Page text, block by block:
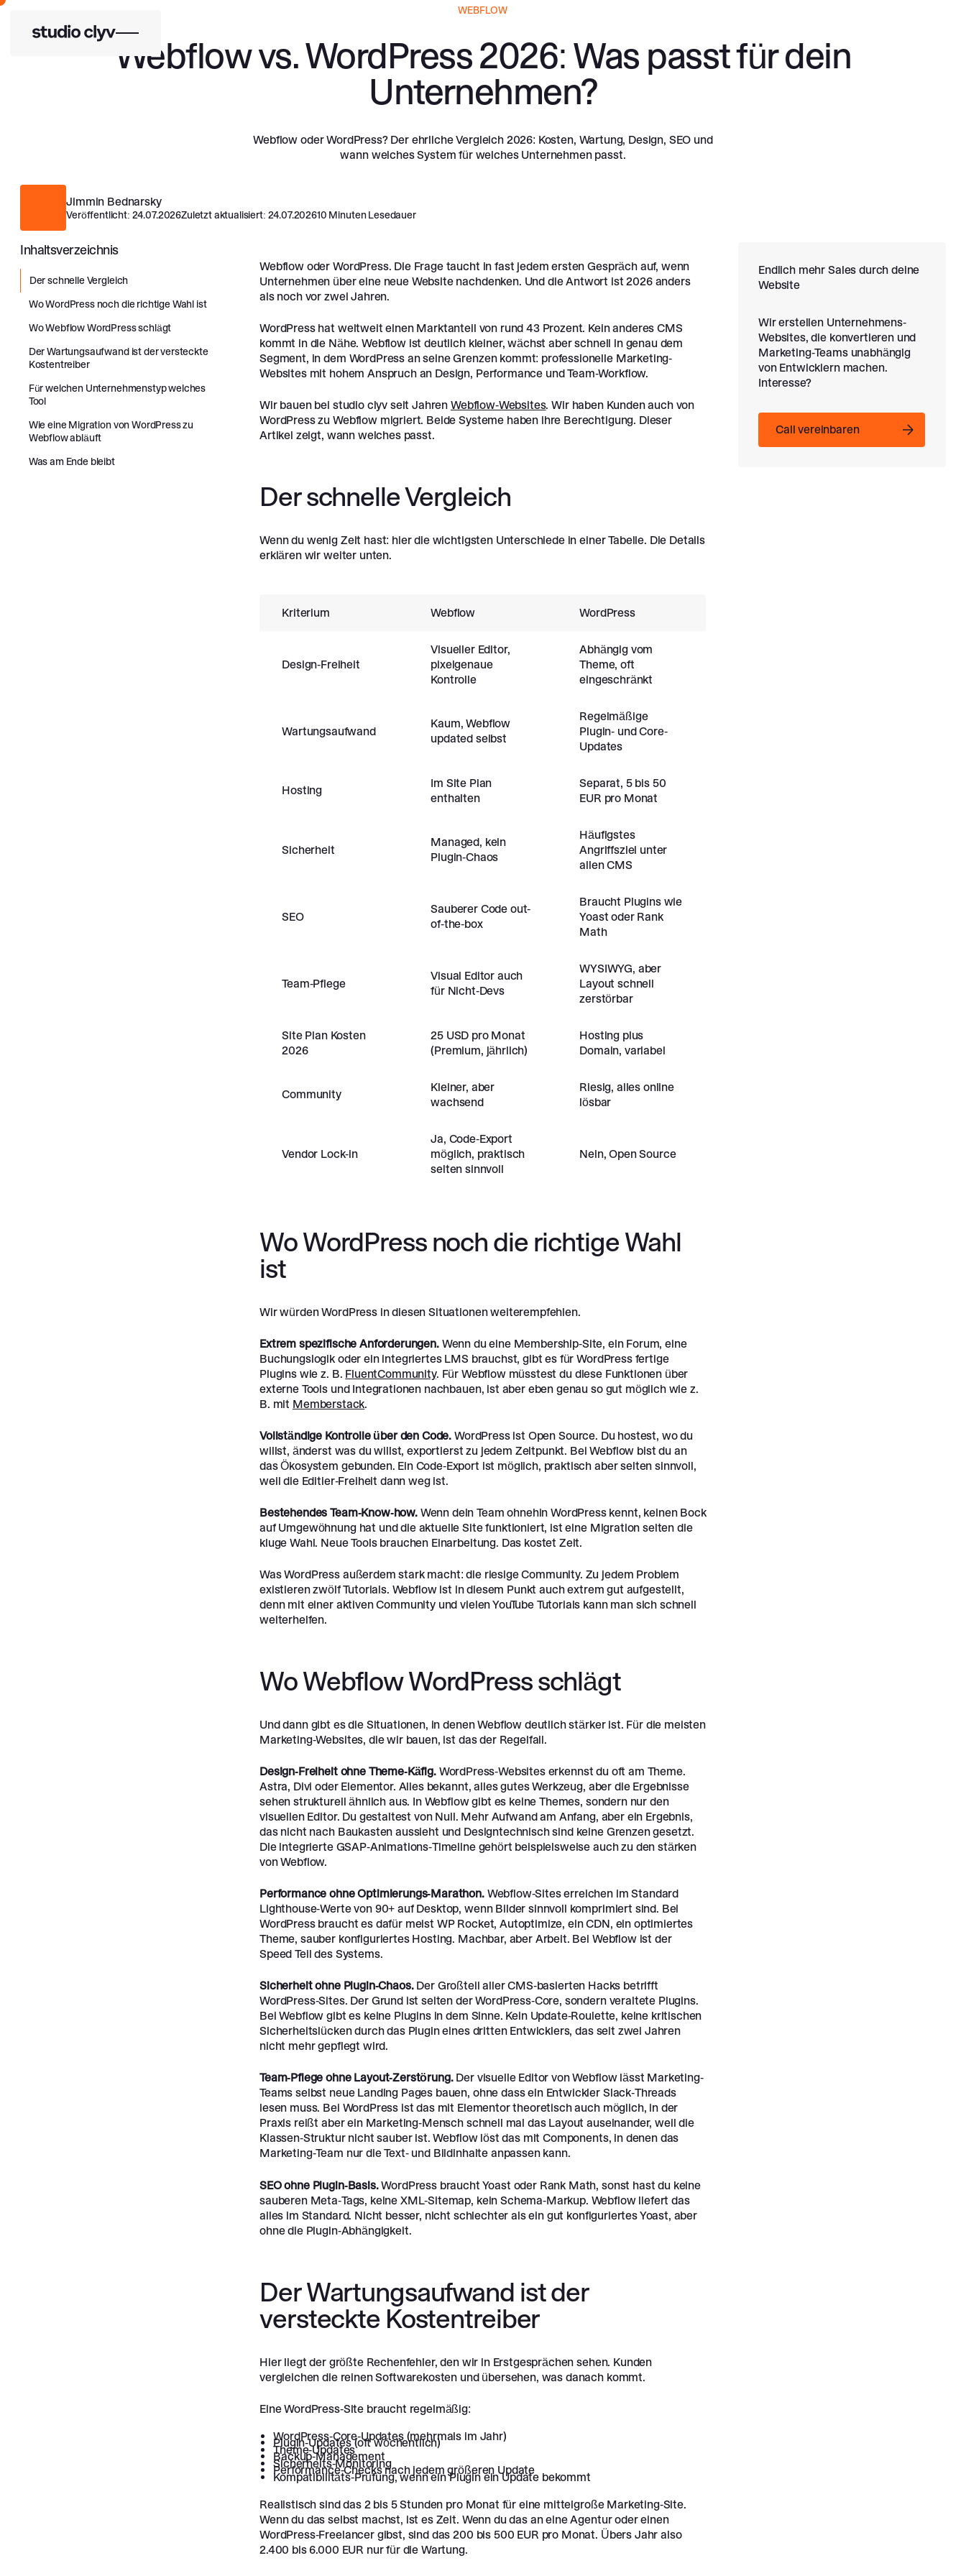
WEBFLOW
Webflow vs. WordPress 2026: Was passt für dein
Unternehmen?
Webflow oder WordPress? Der ehrliche Vergleich 2026: Kosten, Wartung, Design, SEO und
wann welches System für welches Unternehmen passt.
Jimmin Bednarsky
Veröffentlicht: 24.07.2026Zuletzt aktualisiert: 24.07.202610 Minuten Lesedauer
Inhaltsverzeichnis
Der schnelle Vergleich
Wo WordPress noch die richtige Wahl ist
Wo Webflow WordPress schlägt
Der Wartungsaufwand ist der versteckte
Kostentreiber
Für welchen Unternehmenstyp welches
Tool
Wie eine Migration von WordPress zu
Webflow abläuft
Was am Ende bleibt
Webflow oder WordPress. Die Frage taucht in fast jedem ersten Gespräch auf, wenn
Unternehmen über eine neue Website nachdenken. Und die Antwort ist 2026 anders
als noch vor zwei Jahren.
WordPress hat weltweit einen Marktanteil von rund 43 Prozent. Kein anderes CMS
kommt in die Nähe. Webflow ist deutlich kleiner, wächst aber schnell in genau dem
Segment, in dem WordPress an seine Grenzen kommt: professionelle Marketing-
Websites mit hohem Anspruch an Design, Performance und Team-Workflow.
Wir bauen bei studio clyv seit JahrenWebflow-Websites. Wir haben Kunden auch von
WordPress zu Webflow migriert. Beide Systeme haben ihre Berechtigung. Dieser
Artikel zeigt, wann welches passt.
Der schnelle Vergleich
Wenn du wenig Zeit hast: hier die wichtigsten Unterschiede in einer Tabelle. Die Details
erklären wir weiter unten.
Kriterium Webflow WordPress
Design-Freiheit
Visueller Editor,
pixelgenaue
Kontrolle
Abhängig vom
Theme, oft
eingeschränkt
Wartungsaufwand
Kaum, Webflow
updated selbst
Regelmäßige
Plugin- und Core-
Updates
Hosting
Im Site Plan
enthalten
Separat, 5 bis 50
EUR pro Monat
Sicherheit
Managed, kein
Plugin-Chaos
Häufigstes
Angriffsziel unter
allen CMS
SEO
Sauberer Code out-
of-the-box
Braucht Plugins wie
Yoast oder Rank
Math
Team-Pflege
Visual Editor auch
für Nicht-Devs
WYSIWYG, aber
Layout schnell
zerstörbar
Site Plan Kosten
2026
25 USD pro Monat
(Premium, jährlich)
Hosting plus
Domain, variabel
Community
Kleiner, aber
wachsend
Riesig, alles online
lösbar
Vendor Lock-in
Ja, Code-Export
möglich, praktisch
selten sinnvoll
Nein, Open Source
Wo WordPress noch die richtige Wahl
ist
Wir würden WordPress in diesen Situationen weiterempfehlen.
Extrem spezifische Anforderungen.Wenn du eine Membership-Site, ein Forum, eine
Buchungslogik oder ein integriertes LMS brauchst, gibt es für WordPress fertige
Plugins wie z. B. FluentCommunity. Für Webflow müsstest du diese Funktionen über
externe Tools und Integrationen nachbauen, ist aber eben genau so gut möglich wie z.
B. mit Memberstack.
Vollständige Kontrolle über den Code. WordPress ist Open Source. Du hostest, wo du
willst, änderst was du willst, exportierst zu jedem Zeitpunkt. Bei Webflow bist du an
das Ökosystem gebunden. Ein Code-Export ist möglich, praktisch aber selten sinnvoll,
weil die Editier-Freiheit dann weg ist.
Bestehendes Team-Know-how.Wenn dein Team ohnehin WordPress kennt, keinen Bock
auf Umgewöhnung hat und die aktuelle Site funktioniert, ist eine Migration selten die
kluge Wahl. Neue Tools brauchen Einarbeitung. Das kostet Zeit.
Was WordPress außerdem stark macht: die riesige Community. Zu jedem Problem
existieren zwölf Tutorials. Webflow ist in diesem Punkt auch extrem gut aufgestellt,
denn mit einer aktiven Community und vielen YouTube Tutorials kann man sich schnell
weiterhelfen.
Wo Webflow WordPress schlägt
Und dann gibt es die Situationen, in denen Webflow deutlich stärker ist. Für die meisten
Marketing-Websites, die wir bauen, ist das der Regelfall.
Design-Freiheit ohne Theme-Käfig.WordPress-Websites erkennst du oft am Theme.
Astra, Divi oder Elementor. Alles bekannt, alles gutes Werkzeug, aber die Ergebnisse
sehen strukturell ähnlich aus. In Webflow gibt es keine Themes, sondern nur den
visuellen Editor. Du gestaltest von Null. Mehr Aufwand am Anfang, aber ein Ergebnis,
das nicht nach Baukasten aussieht und Designtechnisch sind keine Grenzen gesetzt.
Die integrierte GSAP-Animations-Timeline gehört beispielsweise auch zu den stärken
von Webflow.
Performance ohne Optimierungs-Marathon.Webflow-Sites erreichen im Standard
Lighthouse-Werte von 90+ auf Desktop, wenn Bilder sinnvoll komprimiert sind. Bei
WordPress braucht es dafür meist WP Rocket, Autoptimize, ein CDN, ein optimiertes
Theme, sauber konfiguriertes Hosting. Machbar, aber Arbeit. Bei Webflow ist der
Speed Teil des Systems.
Sicherheit ohne Plugin-Chaos.Der Großteil aller CMS-basierten Hacks betrifft
WordPress-Sites. Der Grund ist selten der WordPress-Core, sondern veraltete Plugins.
Bei Webflow gibt es keine Plugins in dem Sinne. Kein Update-Roulette, keine kritischen
Sicherheitslücken durch das Plugin eines dritten Entwicklers, das seit zwei Jahren
nicht mehr gepflegt wird.
Team-Pflege ohne Layout-Zerstörung.Der visuelle Editor von Webflow lässt Marketing-
Teams selbst neue Landing Pages bauen, ohne dass ein Entwickler Slack-Threads
lesen muss. Bei WordPress ist das mit Elementor theoretisch auch möglich, in der
Praxis reißt aber ein Marketing-Mensch schnell mal das Layout auseinander, weil die
Klassen-Struktur nicht sauber ist. Webflow löst das mit Components, in denen das
Marketing-Team nur die Text- und Bildinhalte anpassen kann.
SEO ohne Plugin-Basis.WordPress braucht Yoast oder Rank Math, sonst hast du keine
sauberen Meta-Tags, keine XML-Sitemap, kein Schema-Markup. Webflow liefert das
alles im Standard. Nicht besser, nicht schlechter als ein gut konfiguriertes Yoast, aber
ohne die Plugin-Abhängigkeit.
Der Wartungsaufwand ist der
versteckte Kostentreiber
Hier liegt der größte Rechenfehler, den wir in Erstgesprächen sehen. Kunden
vergleichen die reinen Softwarekosten und übersehen, was danach kommt.
Eine WordPress-Site braucht regelmäßig:
WordPress-Core-Updates (mehrmals im Jahr)
Plugin-Updates (oft wöchentlich)
Theme-Updates
Backup-Management
Sicherheits-Monitoring
Performance-Checks nach jedem größeren Update
Kompatibilitäts-Prüfung, wenn ein Plugin ein Update bekommt
Realistisch sind das 2 bis 5 Stunden pro Monat für eine mittelgroße Marketing-Site.
Wenn du das selbst machst, ist es Zeit. Wenn du das an eine Agentur oder einen
WordPress-Freelancer gibst, sind das 200 bis 500 EUR pro Monat. Übers Jahr also
2.400 bis 6.000 EUR nur für die Wartung.
Endlich mehr Sales durch deine
Website
Wir erstellen Unternehmens-
Websites, die konvertieren und
Marketing-Teams unabhängig
von Entwicklern machen.
Interesse?
Call vereinbaren